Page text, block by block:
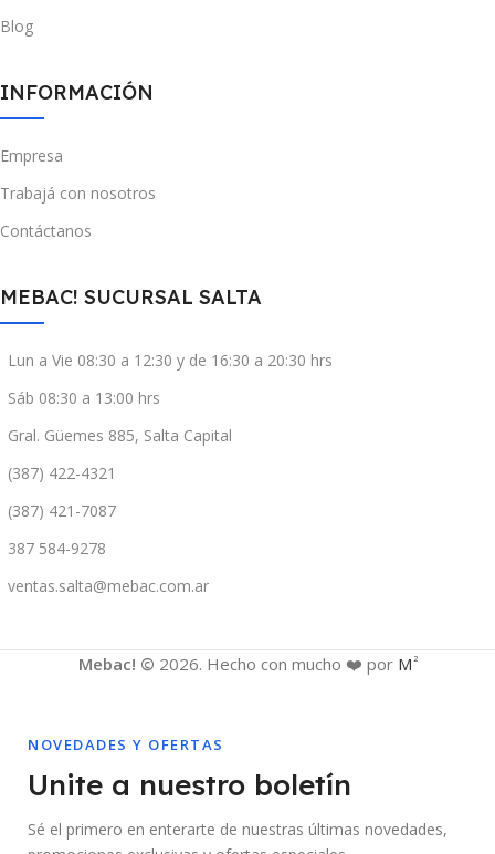
Blog
INFORMACIÓN
Empresa
Trabajá con nosotros
Contáctanos
MEBAC! SUCURSAL SALTA
Lun a Vie 08:30 a 12:30 y de 16:30 a 20:30 hrs
Sáb 08:30 a 13:00 hrs
Gral. Güemes 885, Salta Capital
(387) 422-4321
(387) 421-7087
387 584-9278
ventas.salta@mebac.com.ar
Mebac! © 2026. Hecho con mucho ❤️ por M 2
NOVEDADES Y OFERTAS
Unite a nuestro boletín
Sé el primero en enterarte de nuestras últimas novedades,